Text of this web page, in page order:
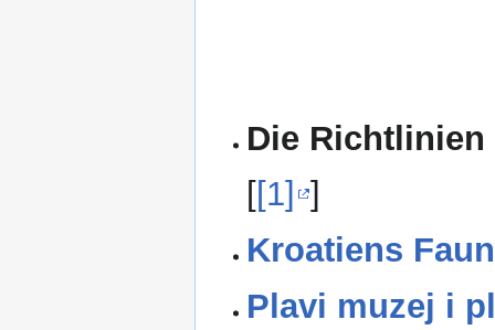
Die
[[1] ]
Kroatiens
Plavi muzej i